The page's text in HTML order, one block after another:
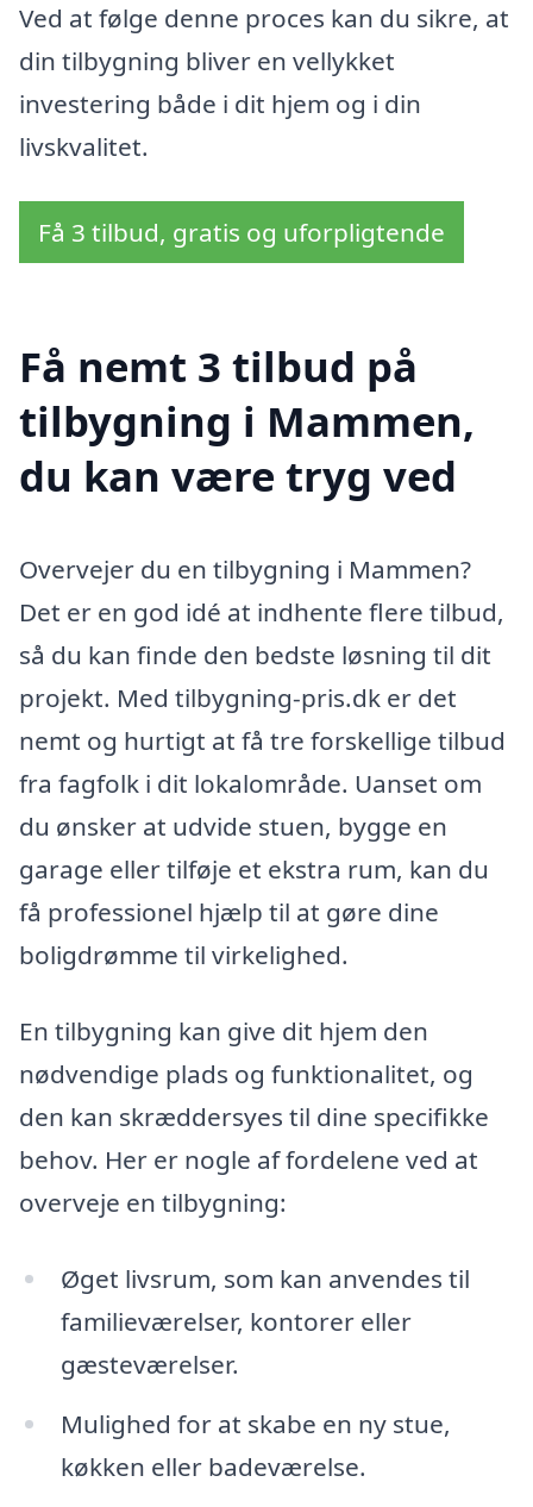
Ved at følge denne proces kan du sikre, at
din tilbygning bliver en vellykket
investering både i dit hjem og i din
livskvalitet.
Få 3 tilbud, gratis og uforpligtende
Få nemt 3 tilbud på
tilbygning i Mammen,
du kan være tryg ved
Overvejer du en tilbygning i Mammen?
Det er en god idé at indhente flere tilbud,
så du kan finde den bedste løsning til dit
projekt. Med tilbygning-pris.dk er det
nemt og hurtigt at få tre forskellige tilbud
fra fagfolk i dit lokalområde. Uanset om
du ønsker at udvide stuen, bygge en
garage eller tilføje et ekstra rum, kan du
få professionel hjælp til at gøre dine
boligdrømme til virkelighed.
En tilbygning kan give dit hjem den
nødvendige plads og funktionalitet, og
den kan skræddersyes til dine specifikke
behov. Her er nogle af fordelene ved at
overveje en tilbygning:
Øget livsrum, som kan anvendes til
familieværelser, kontorer eller
gæsteværelser.
Mulighed for at skabe en ny stue,
køkken eller badeværelse.